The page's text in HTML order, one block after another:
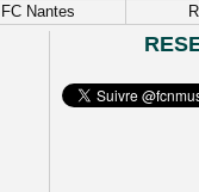
Nantes